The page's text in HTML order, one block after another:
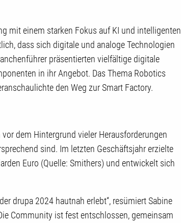
mit einem starken Fokus auf KI und intelligenten
dass sich digitale und analoge Technologien
präsentierten vielfältige digitale
in ihr Angebot. Das Thema Robotics
den Weg zur Smart Factory.
dem Hintergrund vieler Herausforderungen
sind. Im letzten Geschäftsjahr erzielte
Euro (Quelle: Smithers) und entwickelt sich
drupa 2024 hautnah erlebt“, resümiert Sabine
Community ist fest entschlossen, gemeinsam